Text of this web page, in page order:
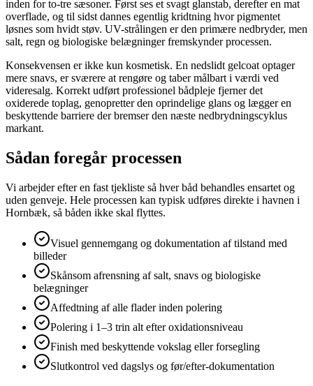
inden for to-tre sæsoner. Først ses et svagt glanstab, derefter en mat
overflade, og til sidst dannes egentlig kridtning hvor pigmentet
løsnes som hvidt støv. UV-strålingen er den primære nedbryder, men
salt, regn og biologiske belægninger fremskynder processen.
Konsekvensen er ikke kun kosmetisk. En nedslidt gelcoat optager
mere snavs, er sværere at rengøre og taber målbart i værdi ved
videresalg. Korrekt udført professionel bådpleje fjerner det
oxiderede toplag, genopretter den oprindelige glans og lægger en
beskyttende barriere der bremser den næste nedbrydningscyklus
markant.
Sådan foregår processen
Vi arbejder efter en fast tjekliste så hver båd behandles ensartet og
uden genveje. Hele processen kan typisk udføres direkte i havnen i
Hornbæk, så båden ikke skal flyttes.
Visuel gennemgang og dokumentation af tilstand med
billeder
Skånsom afrensning af salt, snavs og biologiske
belægninger
Affedtning af alle flader inden polering
Polering i 1–3 trin alt efter oxidationsniveau
Finish med beskyttende vokslag eller forsegling
Slutkontrol ved dagslys og før/efter-dokumentation